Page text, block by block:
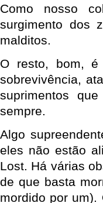
Como nosso
surgimento dos
malditos.
O resto, bom, é
sobrevivência,
suprimentos
sempre.
Algo
eles não estão
Lost. Há várias
de que basta
mordido por um).